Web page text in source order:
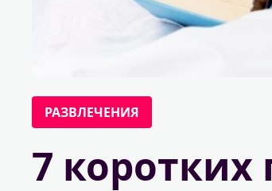
РАЗВЛЕЧЕНИЯ
7 коротких